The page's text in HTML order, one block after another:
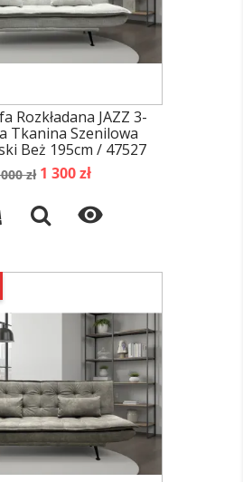
Rozkładana JAZZ 3-
Tkanina Szenilowa
Beż 195cm / 47527
zł Cena
1 300 zł
